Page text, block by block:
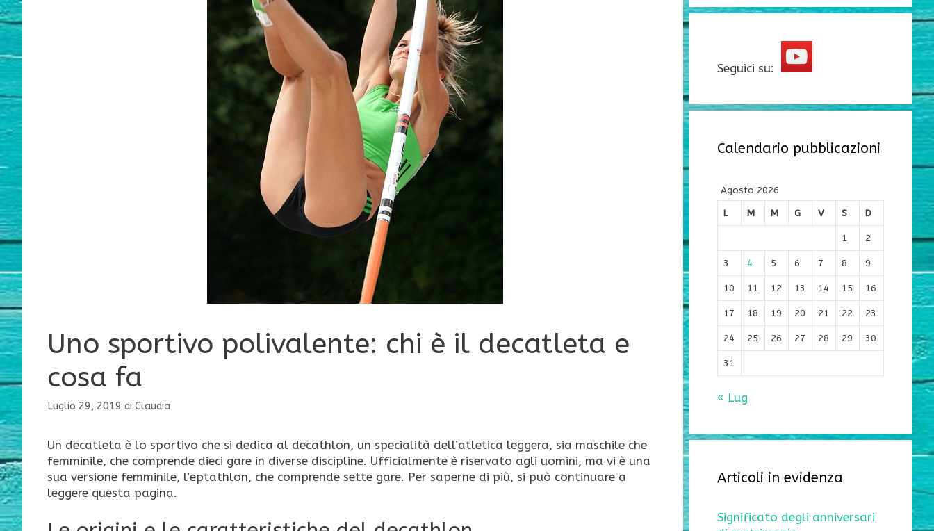
Uno sportivo polivalente: chi è il decatleta e
cosa fa
Luglio 29, 2019 di Claudia
Un decatleta è lo sportivo che si dedica al decathlon, un specialità dell’atletica leggera, sia maschile che
femminile, che comprende dieci gare in diverse discipline. Ufficialmente è riservato agli uomini, ma vi è una
sua versione femminile, l’eptathlon, che comprende sette gare. Per saperne di più, si può continuare a
leggere questa pagina.
Seguici su:
Calendario pubblicazioni
Agosto 2026
L
M M G V S D
1 2
3 4 5 6 7 8 9
10 11 12 13 14 15 16
17 18 19 20 21 22 23
24 25 26 27 28 29 30
31
« Lug
Articoli in evidenza
Significato degli anniversari